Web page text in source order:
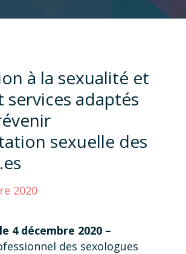
à la sexualité et
services adaptés
sexuelle des
2020
4 décembre 2020 –
des sexologues